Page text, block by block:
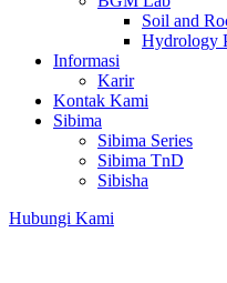
Soil and
Hydrology
Informasi
Karir
Kontak Kami
Sibima
Sibima Series
Sibima TnD
Sibisha
Hubungi Kami